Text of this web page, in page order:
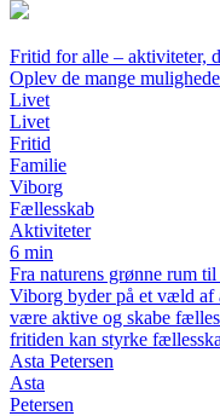
Fritid for alle – aktiviteter,
Oplev de mange
Livet
Livet
Fritid
Familie
Viborg
Fællesskab
Aktiviteter
6 min
Fra naturens grønne rum
Viborg byder på et væld af
være aktive og skabe
fritiden kan styrke
Asta Petersen
Asta
Petersen